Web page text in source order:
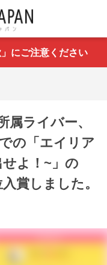
にご注意ください
属ライバー、
の「エイリア
よ！~」の
賞しました。